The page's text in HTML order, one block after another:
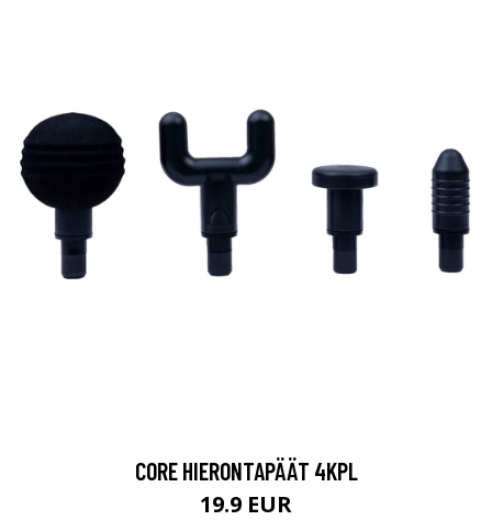
CORE HIERONTAPÄÄT 4KPL
19.9 EUR